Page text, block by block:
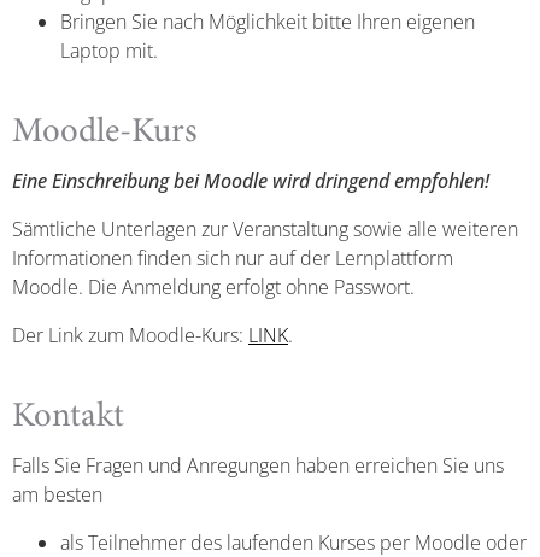
Bringen Sie nach Möglichkeit bitte Ihren eigenen
Laptop mit.
Moodle-Kurs
Eine Einschreibung bei Moodle wird dringend empfohlen!
Sämtliche Unterlagen zur Veranstaltung sowie alle weiteren
Informationen finden sich nur auf der Lernplattform
Moodle. Die Anmeldung erfolgt ohne Passwort.
Der Link zum Moodle-Kurs: LINK.
Kontakt
Falls Sie Fragen und Anregungen haben erreichen Sie uns
am besten
als Teilnehmer des laufenden Kurses per Moodle oder